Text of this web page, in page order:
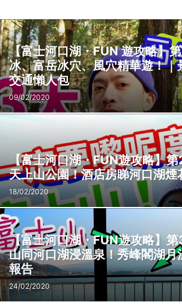
【富士河口湖・FUN 遊攻略】
冰、富岳冰穴、風穴精華遊！｜
交通懶人包
09/02/2020
【富士河口湖・FUN遊攻略】
天上山公園！酒店房睇河口湖煙
18/02/2020
【富士河口湖・FUN遊攻略】
山同河口湖浸溫泉！秀峰閣湖月
報告
24/02/2020